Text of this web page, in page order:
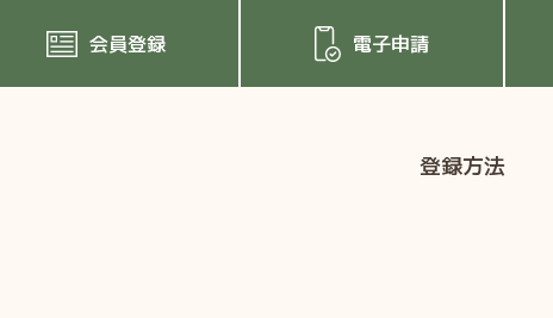
会員登録 電子申請
登録方法